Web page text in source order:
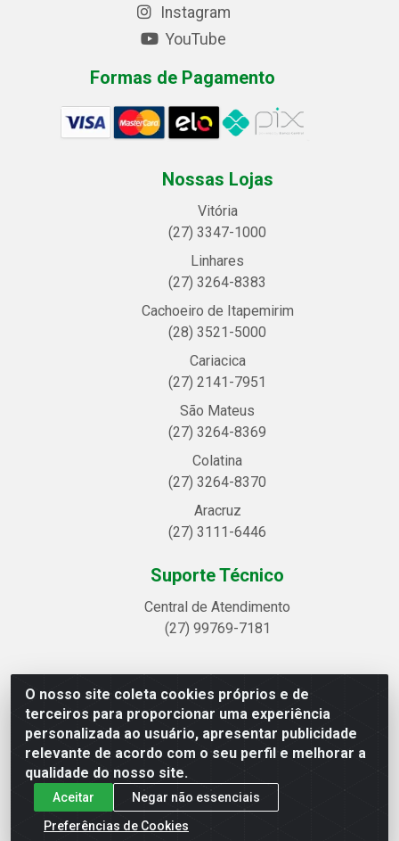
O nosso site coleta cookies próprios e de
terceiros para proporcionar uma experiência
personalizada ao usuário, apresentar publicidade
relevante de acordo com o seu perfil e melhorar a
qualidade do nosso site.
Aceitar
Negar não essenciais
Preferências de Cookies
Instagram
YouTube
Formas de Pagamento
Nossas Lojas
Vitória
(27) 3347-1000
Linhares
(27) 3264-8383
Cachoeiro de Itapemirim
(28) 3521-5000
Cariacica
(27) 2141-7951
São Mateus
(27) 3264-8369
Colatina
(27) 3264-8370
Aracruz
(27) 3111-6446
Suporte Técnico
Central de Atendimento
(27) 99769-7181
Linhavix Distribuidora LTDA - Avenida Alegre, 2521 -
Quadra314 Lote 05 e 07 - Shell, Linhares/ES - CEP 29.901-605
- CNPJ 20.857.514/0001-75